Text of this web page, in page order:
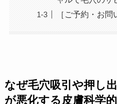
［ご予約・お問
なぜ毛穴吸引や押し
が悪化する皮膚科学